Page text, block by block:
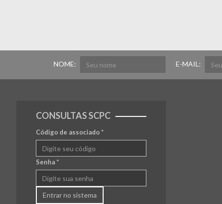
NOME: E-MAIL:
CONSULTAS SCPC
Código de associado*
Senha*
Entrar no sistema